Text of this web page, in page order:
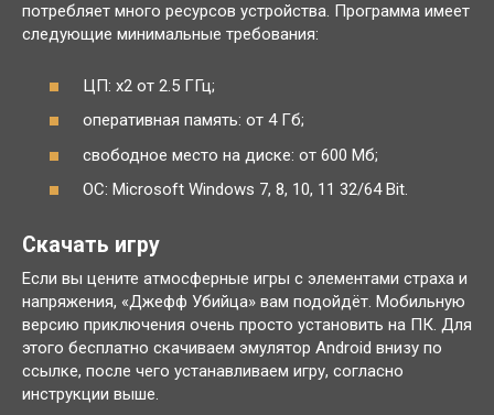
потребляет много ресурсов устройства. Программа имеет
следующие минимальные требования:
ЦП: x2 от 2.5 ГГц;
оперативная память: от 4 Гб;
свободное место на диске: от 600 Мб;
ОС: Microsoft Windows 7, 8, 10, 11 32/64 Bit.
Скачать игру
Если вы цените атмосферные игры с элементами страха и
напряжения, «Джефф Убийца» вам подойдёт. Мобильную
версию приключения очень просто установить на ПК. Для
этого бесплатно скачиваем эмулятор Android внизу по
ссылке, после чего устанавливаем игру, согласно
инструкции выше.